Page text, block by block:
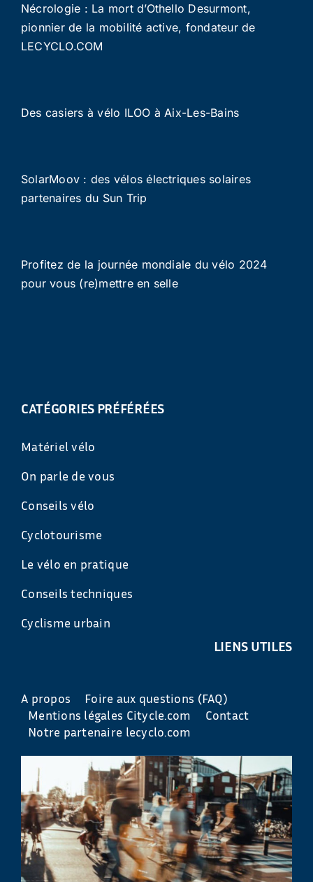
Nécrologie : La mort d’Othello Desurmont,
pionnier de la mobilité active, fondateur de
LECYCLO.COM
Des casiers à vélo ILOO à Aix-Les-Bains
SolarMoov : des vélos électriques solaires
partenaires du Sun Trip
Profitez de la journée mondiale du vélo 2024
pour vous (re)mettre en selle
CATÉGORIES PRÉFÉRÉES
Matériel vélo
On parle de vous
Conseils vélo
Cyclotourisme
Le vélo en pratique
Conseils techniques
Cyclisme urbain
LIENS UTILES
A propos
Foire aux questions (FAQ)
Mentions légales Citycle.com
Contact
Notre partenaire lecyclo.com